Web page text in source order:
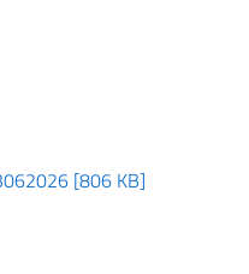
[806 KB]